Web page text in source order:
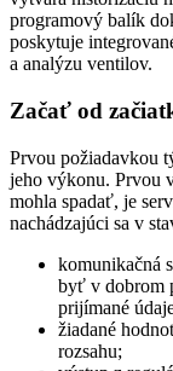
programový balík
poskytuje
a analýzu ventilov.
Začať od
Prvou požiadavkou
jeho výkonu. Prvou
mohla spadať, je
nachádzajúci sa v
komunikačná
byť v dobrom
prijímané
žiadané
rozsahu;